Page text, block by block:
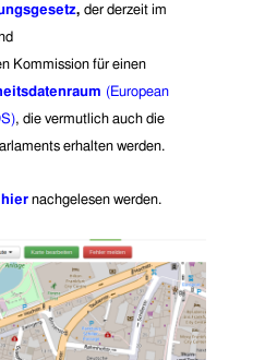
, der derzeit im
Kommission für einen
(European
, die vermutlich auch die
erhalten werden.
hier nachgelesen werden.